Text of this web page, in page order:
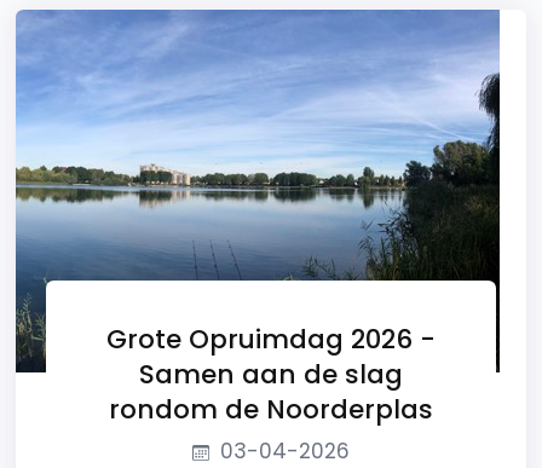
Grote Opruimdag 2026 -
Samen aan de slag
rondom de Noorderplas
03-04-2026